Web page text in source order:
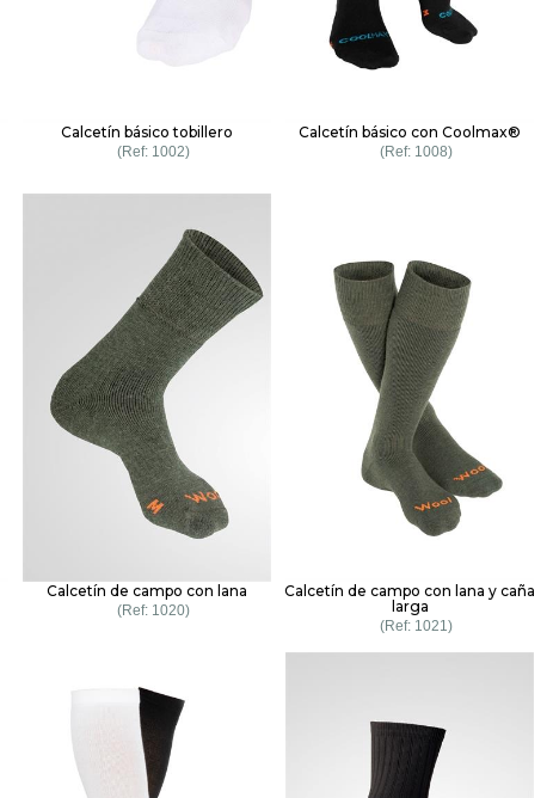
Calcetín básico tobillero
1002
Calcetín básico con Coolmax®
1008
Calcetín de campo con lana
1020
Calcetín de campo con lana y caña
larga
1021